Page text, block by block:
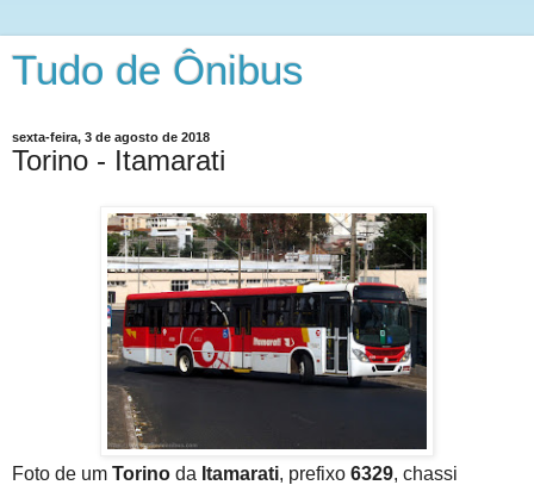
Tudo de Ônibus
sexta-feira, 3 de agosto de 2018
Torino - Itamarati
Foto de um Torino da Itamarati, prefixo 6329, chassi